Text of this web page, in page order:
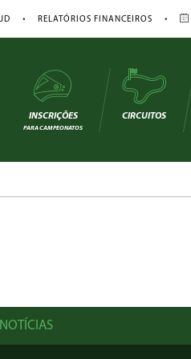
• RELATÓRIOS FINANCEIROS •
INSCRIÇÕES
PARA CAMPEONATOS
CIRCUITOS
NOTÍCIAS